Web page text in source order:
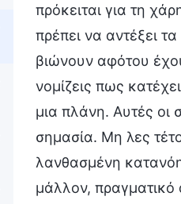
πρόκειται για τη
πρέπει να αντέξει
βιώνουν αφότου
νομίζεις πως
μια πλάνη. Αυτές οι
σημασία. Μη λες
λανθασμένη
μάλλον, πραγματικό